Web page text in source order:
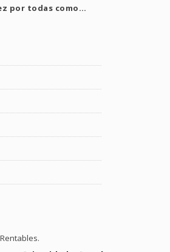
por todas como…